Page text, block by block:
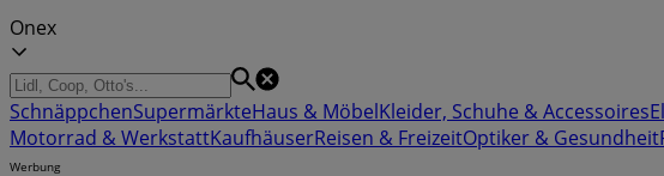
Onex
SchnäppchenSupermärkteHaus & MöbelKleider, Schuhe & Accessoires
Motorrad & WerkstattKaufhäuserReisen & FreizeitOptiker & Gesundheit
Werbung